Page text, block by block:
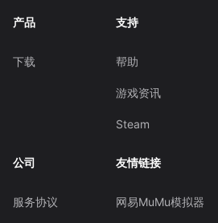
产品
下载
支持
帮助
游戏资讯
Steam
公司
服务协议
友情链接
网易MuMu模拟器